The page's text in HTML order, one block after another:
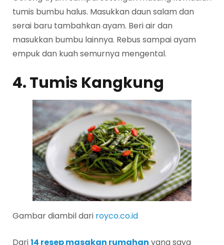
tumis bumbu halus. Masukkan daun salam dan
serai baru tambahkan ayam. Beri air dan
masukkan bumbu lainnya. Rebus sampai ayam
empuk dan kuah semurnya mengental.
4. Tumis Kangkung
Gambar diambil dari royco.co.id
Dari14 resep masakan rumahan yang saya